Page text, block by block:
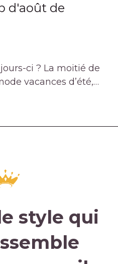
d'août de
ci ? La moitié de
vacances d’été,…
style qui